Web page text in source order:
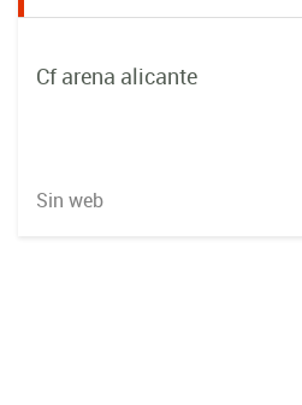
Cf arena alicante
Sin web